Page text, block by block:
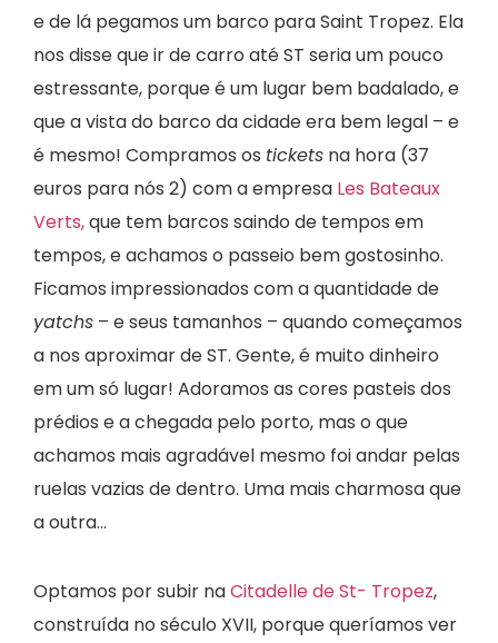
e de lá pegamos um barco para Saint Tropez. Ela
nos disse que ir de carro até ST seria um pouco
estressante, porque é um lugar bem badalado, e
que a vista do barco da cidade era bem legal – e
é mesmo! Compramos os tickets na hora (37
euros para nós 2) com a empresa Les Bateaux
Verts,que tem barcos saindo de tempos em
tempos, e achamos o passeio bem gostosinho.
Ficamos impressionados com a quantidade de
yatchs – e seus tamanhos – quando começamos
a nos aproximar de ST. Gente, é muito dinheiro
em um só lugar! Adoramos as cores pasteis dos
prédios e a chegada pelo porto, mas o que
achamos mais agradável mesmo foi andar pelas
ruelas vazias de dentro. Uma mais charmosa que
a outra…
Optamos por subir naCitadelle de St- Tropez,
construída no século XVII, porque queríamos ver